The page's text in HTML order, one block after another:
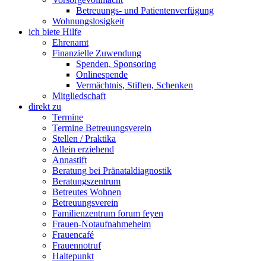
Betreuungs- und Patientenverfügung
Wohnungslosigkeit
ich biete Hilfe
Ehrenamt
Finanzielle Zuwendung
Spenden, Sponsoring
Onlinespende
Vermächtnis, Stiften, Schenken
Mitgliedschaft
direkt zu
Termine
Termine Betreuungsverein
Stellen / Praktika
Allein erziehend
Annastift
Beratung bei Pränataldiagnostik
Beratungszentrum
Betreutes Wohnen
Betreuungsverein
Familienzentrum forum feyen
Frauen-Notaufnahmeheim
Frauencafé
Frauennotruf
Haltepunkt